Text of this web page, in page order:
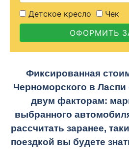
Детское кресло
Чек
ОФОРМИТЬ
Фиксированная
Черноморского в
двум факторам:
выбранного
рассчитать заранее,
поездкой вы будете